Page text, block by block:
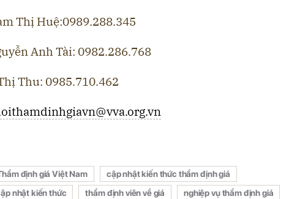
Thị Huệ:0989.288.345
Anh Tài: 0982.286.768
Thu: 0985.710.462
định giá Việt Nam
cập nhật kiến thức thẩm định giá
nhật kiến thức
thẩm định viên về giá
nghiệp vụ thẩm định giá